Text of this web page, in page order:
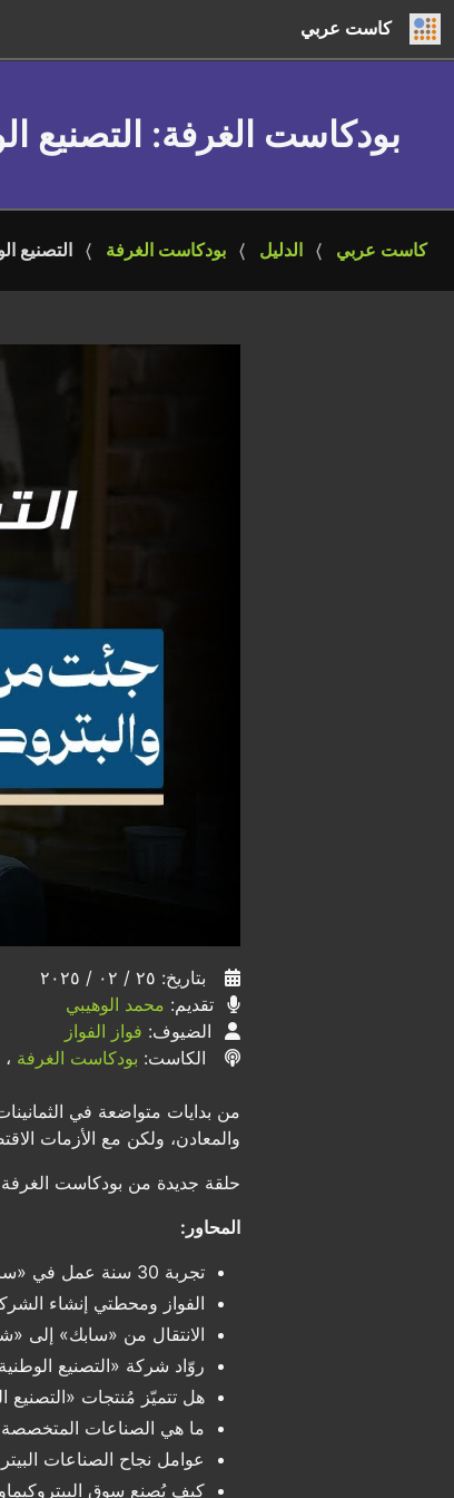
كاست عربي
بودكاست الغرفة: التصنيع
كاست عربي الدليل بودكاست الغرفة التصنيع
بتاريخ: ٢٥ / ٠٢ / ٢٠٢٥
تقديم: محمد الوهيبي
الضيوف: فواز الفواز
الكاست: بودكاست الغرفة
من بدايات متواضعة في
والمعادن، ولكن مع الأزمات
حلقة جديدة من بودكاست الغرفة
المحاور:
تجربة 30 سنة عمل في «سابك»
الفواز ومحطتي إنشاء
الانتقال من «سابك» إلى
روّاد شركة «التصنيع
هل تتميّز مُنتجات «التصنيع
ما هي الصناعات
عوامل نجاح الصناعات
كيف يُصنع سوق